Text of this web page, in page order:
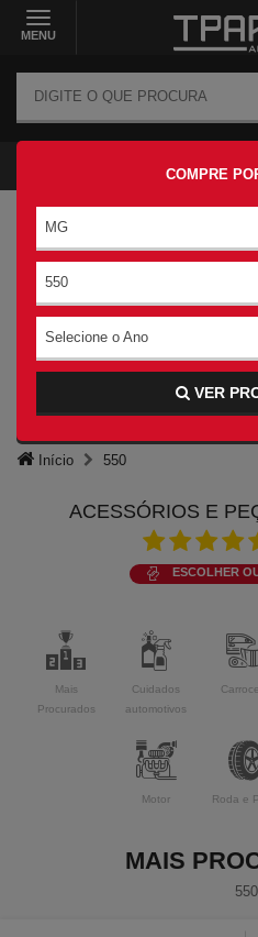
MENU
COMPRE
MG
550
Selecione o Ano
VER
Início 550
ACESSÓRIOS E
ESCOLHER
Mais
Procurados
Cuidados
automotivos
Motor Roda e
MAIS
550